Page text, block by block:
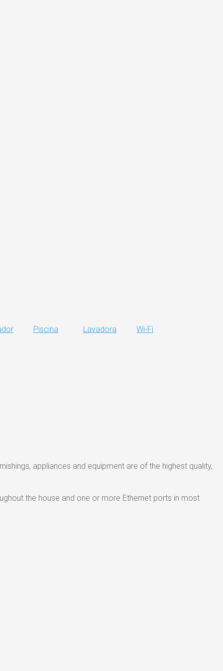
Piscina Lavadora Wi-Fi
appliances and equipment are of the highest quality,
the house and one or more Ethernet ports in most